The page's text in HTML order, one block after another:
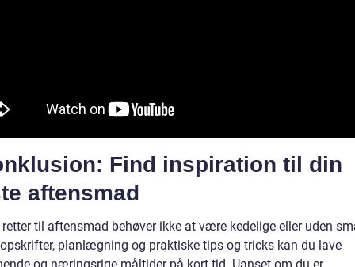
Find inspiration til din
aftensmad
til aftensmad behøver ikke at være kedelige eller uden
planlægning og praktiske tips og tricks kan du lave